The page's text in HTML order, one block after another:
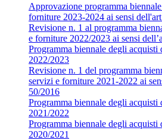
Approvazione programma
forniture 2023-2024 ai sensi
Revisione n. 1 al programma
e forniture 2022/2023 ai sensi
Programma biennale degli
2022/2023
Revisione n. 1 del programma
servizi e forniture 2021-2022 ai
50/2016
Programma biennale degli
2021/2022
Programma biennale degli
2020/2021